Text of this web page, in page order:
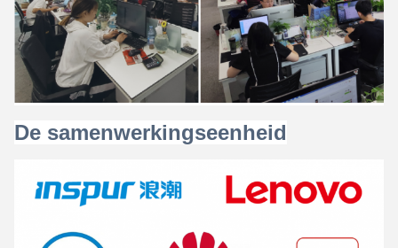
De samenwerkingseenheid